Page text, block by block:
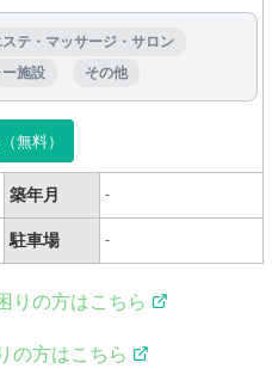
ステ・マッサージ・サロン
施設 その他
無料）
築年月 -
駐車場 -
りの方はこちら
の方はこちら